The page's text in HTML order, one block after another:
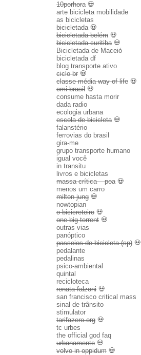
10porhora💀
arte bicicleta mobilidade
as bicicletas
bicicletada💀
bicicletada belém 💀
bicicletada curitiba💀
Bicicletada de Maceió
bicicletada df
blog transporte ativo
ciclo br 💀
classe média way of life 💀
cmi brasil 💀
consume hasta morir
dada radio
ecologia urbana
escola de bicicleta💀
falanstério
ferrovias do brasil
gira-me
grupo transporte humano
igual você
in transitu
livros e bicicletas
massa crítica – poa💀
menos um carro
milton jung 💀
nowtopian
o bicicreteiro 💀
one big torrent 💀
outras vias
panóptico
passeios de bicicleta (sp) 💀
pedalante
pedalinas
psico-ambiental
quintal
recicloteca
renata falzoni 💀
san francisco critical mass
sinal de trânsito
stimulator
tarifazero.org 💀
tc urbes
the official god faq
urbanamente 💀
volvo in oppidum 💀